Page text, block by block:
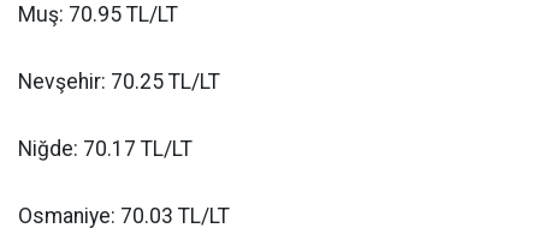
Muş: 70.95 TL/LT
Nevşehir: 70.25 TL/LT
Niğde: 70.17 TL/LT
Osmaniye: 70.03 TL/LT